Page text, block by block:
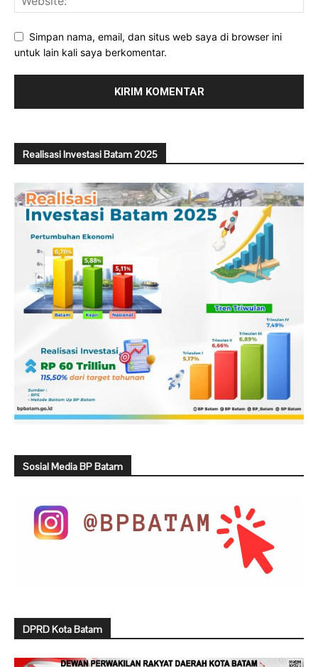
Simpan nama, email, dan situs web saya di browser ini
untuk lain kali saya berkomentar.
Realisasi Investasi Batam 2025
Sosial Media BP Batam
DPRD Kota Batam